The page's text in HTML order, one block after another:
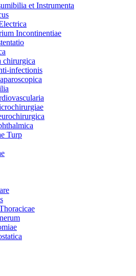
et Instrumenta
Incontinentiae
chirurgica
infectionis
Turp